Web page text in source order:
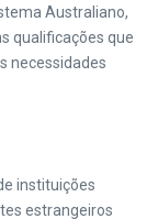
Australiano,
qualificações que
necessidades
instituições
estrangeiros